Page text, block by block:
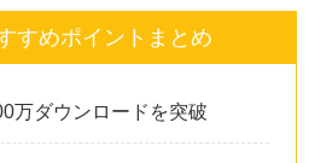
すめポイントまとめ
万ダウンロードを突破